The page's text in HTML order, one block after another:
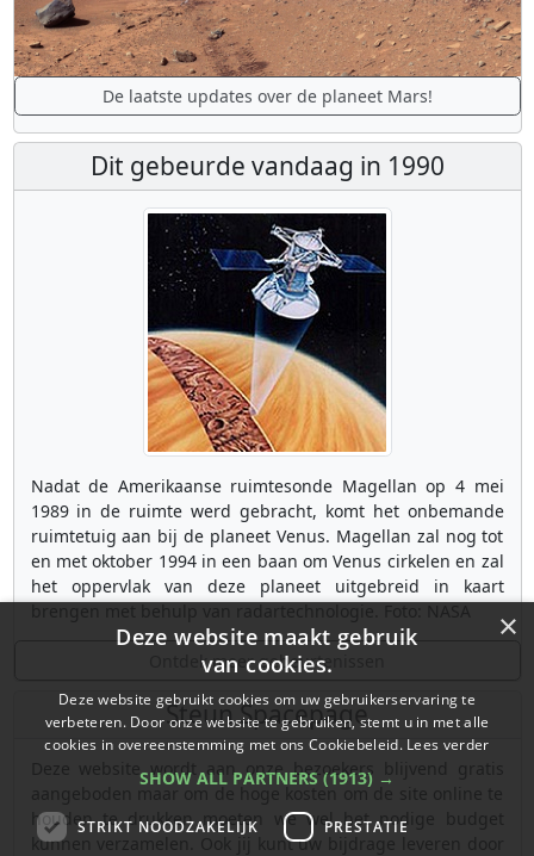
De laatste updates over de planeet Mars!
Dit gebeurde vandaag in 1990
Nadat de Amerikaanse ruimtesonde Magellan op 4 mei
1989 in de ruimte werd gebracht, komt het onbemande
ruimtetuig aan bij de planeet Venus. Magellan zal nog tot
en met oktober 1994 in een baan om Venus cirkelen en zal
het oppervlak van deze planeet uitgebreid in kaart
Ontdek meer gebeurtenissen
Steun Spacepage
Deze website wordt aan onze bezoekers blijvend gratis
aangeboden maar om de hoge kosten om de site online te
houden te drukken moeten we wel het nodige budget
kunnen verzamelen. Ook jij kunt uw bijdrage leveren door
×
Deze website maakt gebruik
van cookies.
Deze website gebruikt cookies om uw gebruikerservaring te
verbeteren. Door onze website te gebruiken, stemt u in met alle
cookies in overeenstemming met ons Cookiebeleid. Lees verder
SHOW ALL PARTNERS (1913) →
STRIKT NOODZAKELIJK PRESTATIE